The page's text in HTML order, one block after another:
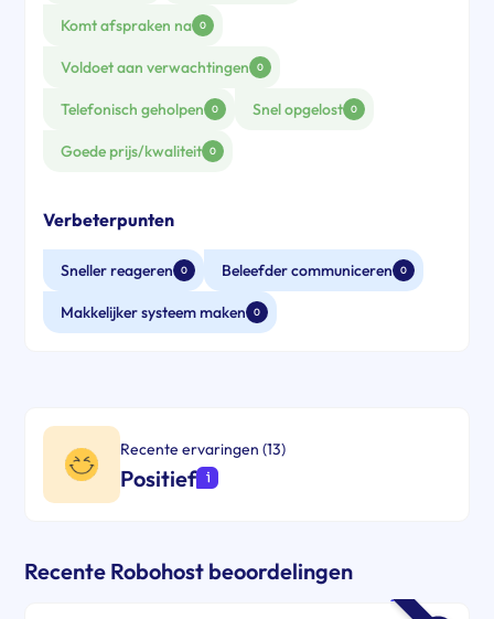
Komt afspraken na 0
Voldoet aan verwachtingen 0
Telefonisch geholpen 0 Snel opgelost 0
Goede prijs/kwaliteit 0
Verbeterpunten
Sneller reageren 0 Beleefder communiceren 0
Makkelijker systeem maken 0
Recente ervaringen (13)
Positief
Recente Robohost beoordelingen